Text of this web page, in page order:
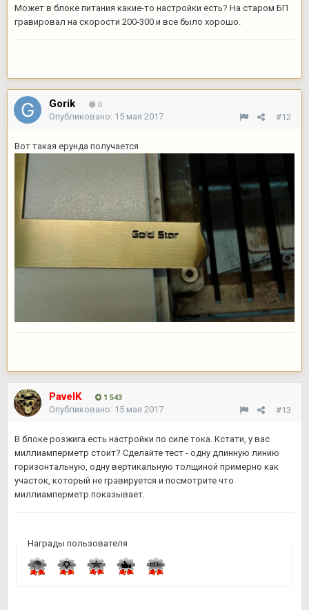
Может в блоке питания какие-то настройки есть? На старом БП
гравировал на скорости 200-300 и все было хорошо.
Gorik 0
#12
Опубликовано: 15 мая 2017
Вот такая ерунда получается
PavelK 1 543
#13
Опубликовано: 15 мая 2017
В блоке розжига есть настройки по силе тока. Кстати, у вас
миллиамперметр стоит? Сделайте тест - одну длинную линию
горизонтальную, одну вертикальную толщиной примерно как
участок, который не гравируется и посмотрите что
миллиамперметр показывает.
Награды пользователя